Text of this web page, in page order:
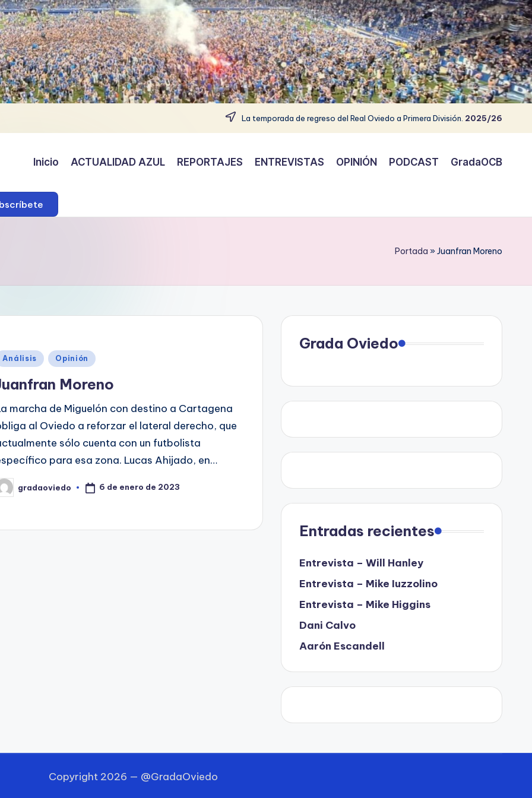
La temporada de regreso del Real Oviedo a Primera División. 2025/26
Inicio ACTUALIDAD AZUL REPORTAJES ENTREVISTAS OPINIÓN PODCAST GradaOCB
Portada »Juanfran Moreno
Análisis Opinión
Moreno
marcha de Miguelón con destino a Cartagena
al Oviedo a reforzar el lateral derecho, que
sólo cuenta con un futbolista
para esa zona. Lucas Ahijado, en…
gradaoviedo 6 de enero de 2023
Grada Oviedo
Entradas recientes
Entrevista – Will Hanley
Entrevista – Mike Iuzzolino
Entrevista – Mike Higgins
Dani Calvo
Aarón Escandell
Copyright 2026 — @GradaOviedo